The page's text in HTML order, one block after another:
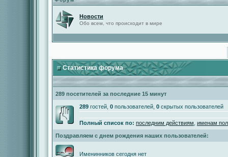
Новости
Обо всем, что происходит в мире
Статистика форума
289 посетителей за последние 15 минут
289 гостей, 0 пользователей, 0 скрытых пользователей
Полный список по: последним действиям именам
Поздравляем с днем рождения наших пользователей:
Именинников сегодня нет